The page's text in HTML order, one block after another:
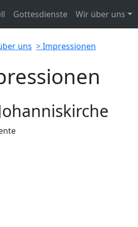
Gottesdienste Wir über uns
uns > Impressionen